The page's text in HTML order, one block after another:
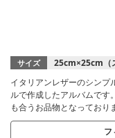
サイズ
25cm×25cm（
イタリアンレザーのシンプ
ルで作成したアルバムです
も合うお品物となっており
フ